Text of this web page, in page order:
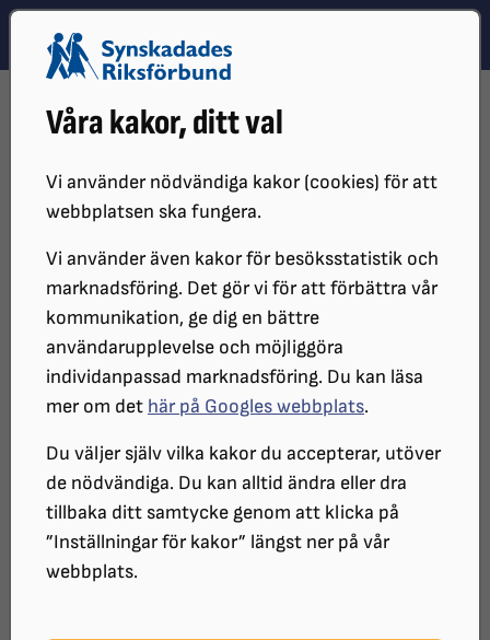
Våra kakor, ditt val
Vi använder nödvändiga kakor (cookies) för att
webbplatsen ska fungera.
Vi använder även kakor för besöksstatistik och
marknadsföring. Det gör vi för att förbättra vår
kommunikation, ge dig en bättre
användarupplevelse och möjliggöra
individanpassad marknadsföring. Du kan läsa
mer om det här på Googles webbplats.
Du väljer själv vilka kakor du accepterar, utöver
de nödvändiga. Du kan alltid ändra eller dra
tillbaka ditt samtycke genom att klicka på
”Inställningar för kakor” längst ner på vår
webbplats.
Hoppa till innehåll
Hoppa till hitta snabbt
RESEKATALOG AUGUSTI – DECEMBER 2026
En slingrig smal väg i bergen på Mallorca, dit en av
resorna gick för några år sedan.
Resekatalog augusti –
december 2026